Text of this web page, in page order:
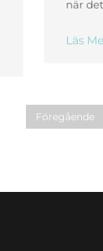
när
ditt
Läs
Föregående